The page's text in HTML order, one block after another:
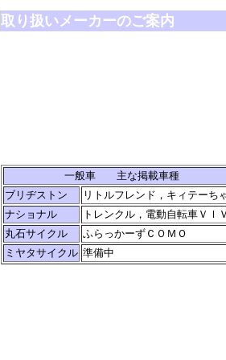
取り扱いメーカーのご案内
一般車 主な掲載車種
ブリヂストン
リトルフレンド，キィテーち
ナショナル
トレンクル，電動自転車ＶＩ
丸石サイクル
ふらっかーずＣＯＭＯ
ミヤタサイクル 準備中